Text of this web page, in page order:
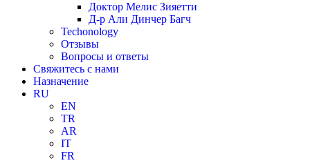
Доктор Мелис Зияетти
Д-р Али Динчер Багч
Techonology
Отзывы
Вопросы и ответы
Свяжитесь с нами
Назначение
RU
EN
TR
AR
IT
FR